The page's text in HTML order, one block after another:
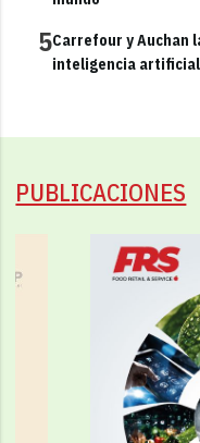
5Carrefour y Auchan
inteligencia
PUBLICACIONES